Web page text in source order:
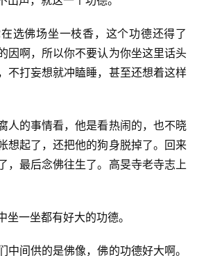
选佛场坐一枝香，这个功德还得了
因啊，所以你不要认为你坐这里话头
不打妄想就冲瞌睡，甚至还想着这样
人的事情看，他是看热闹的，也不晓
想起了，还把他的狗身脱掉了。回来
，最后念佛往生了。高旻寺老寺志上
一坐都有好大的功德。
中间供的是佛像，佛的功德好大啊。